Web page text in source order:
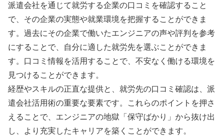
派遣会社を通じて就労する企業の口コミを確認すること
で、その企業の実態や就業環境を把握することができま
す。過去にその企業で働いたエンジニアの声や評判を参考
にすることで、自分に適した就労先を選ぶことができま
す。口コミ情報を活用することで、不安なく働ける環境を
見つけることができます。
経歴やスキルの正直な提供と、就労先の口コミ確認は、派
遣会社活用術の重要な要素です。これらのポイントを押さ
えることで、エンジニアの地獄「保守ばかり」から抜け出
し、より充実したキャリアを築くことができます。